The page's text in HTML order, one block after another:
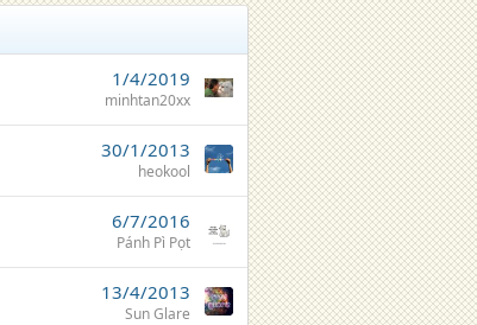
1/4/2019
minhtan20xx
30/1/2013
heokool
6/7/2016
Pánh Pì Pọt
13/4/2013
Sun Glare